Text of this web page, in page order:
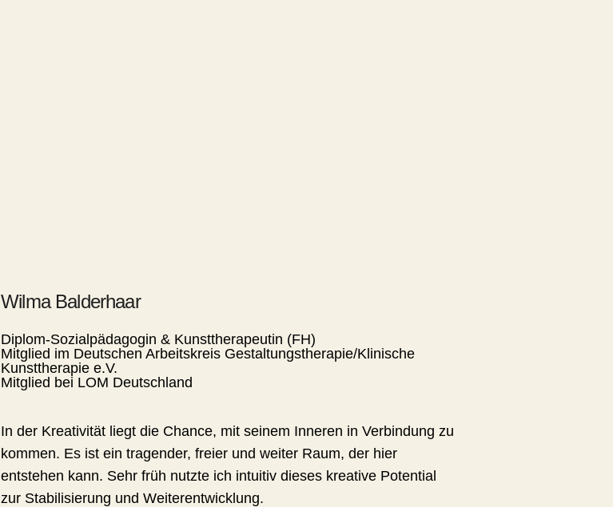
Wilma Balderhaar
Diplom-Sozialpädagogin & Kunsttherapeutin (FH)
Mitglied im Deutschen Arbeitskreis Gestaltungstherapie/Klinische
Kunsttherapie e.V.
Mitglied bei LOM Deutschland
In der Kreativität liegt die Chance, mit seinem Inneren in Verbindung zu
kommen. Es ist ein tragender, freier und weiter Raum, der hier
entstehen kann. Sehr früh nutzte ich intuitiv dieses kreative Potential
zur Stabilisierung und Weiterentwicklung.